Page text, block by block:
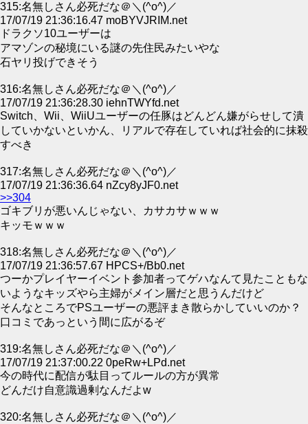
315:名無しさん必死だな＠＼(^o^)／
17/07/19 21:36:16.47 moBYVJRIM.net
ドラクソ10ユーザーは
アマゾンの秘境にいる謎の先住民みたいやな
石ヤリ投げできそう
316:名無しさん必死だな＠＼(^o^)／
17/07/19 21:36:28.30 iehnTWYfd.net
Switch、Wii、WiiUユーザーの任豚はどんどん嫌がらせして潰
していかないといかん、リアルで存在していれば社会的に抹殺
すべき
317:名無しさん必死だな＠＼(^o^)／
17/07/19 21:36:36.64 nZcy8yJF0.net
>>304
ゴキブリが悪いんじゃない、カサカサｗｗｗ
キッモｗｗｗ
318:名無しさん必死だな＠＼(^o^)／
17/07/19 21:36:57.67 HPCS+/Bb0.net
つーかプレイヤーイベント参加者ってゲハなんて見たこともな
いようなキッズやら主婦がメイン層だと思うんだけど
そんなところでPSユーザーの悪評まき散らかしていいのか？
口コミであっという間に広がるぞ
319:名無しさん必死だな＠＼(^o^)／
17/07/19 21:37:00.22 0peRw+LPd.net
今の時代に配信が駄目ってルールの方が異常
どんだけ自意識過剰なんだよw
320:名無しさん必死だな＠＼(^o^)／